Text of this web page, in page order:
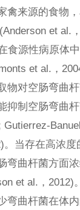
禽来源的食物
et al.
食源性病原体
et al.，
物对空肠弯曲
抑制空肠弯曲
。当存在高浓
弯曲杆菌方面
et al.，2012)
弯曲杆菌在体